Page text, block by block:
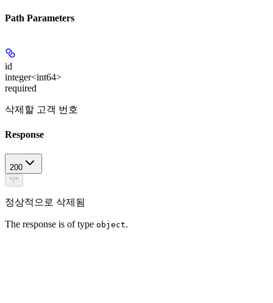
Path Parameters
id
integer<int64>
required
삭제할 고객 번호
Response
200
*/*
정상적으로 삭제됨
The response is of type object.